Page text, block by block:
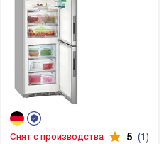
Снят с производства 5 (1)